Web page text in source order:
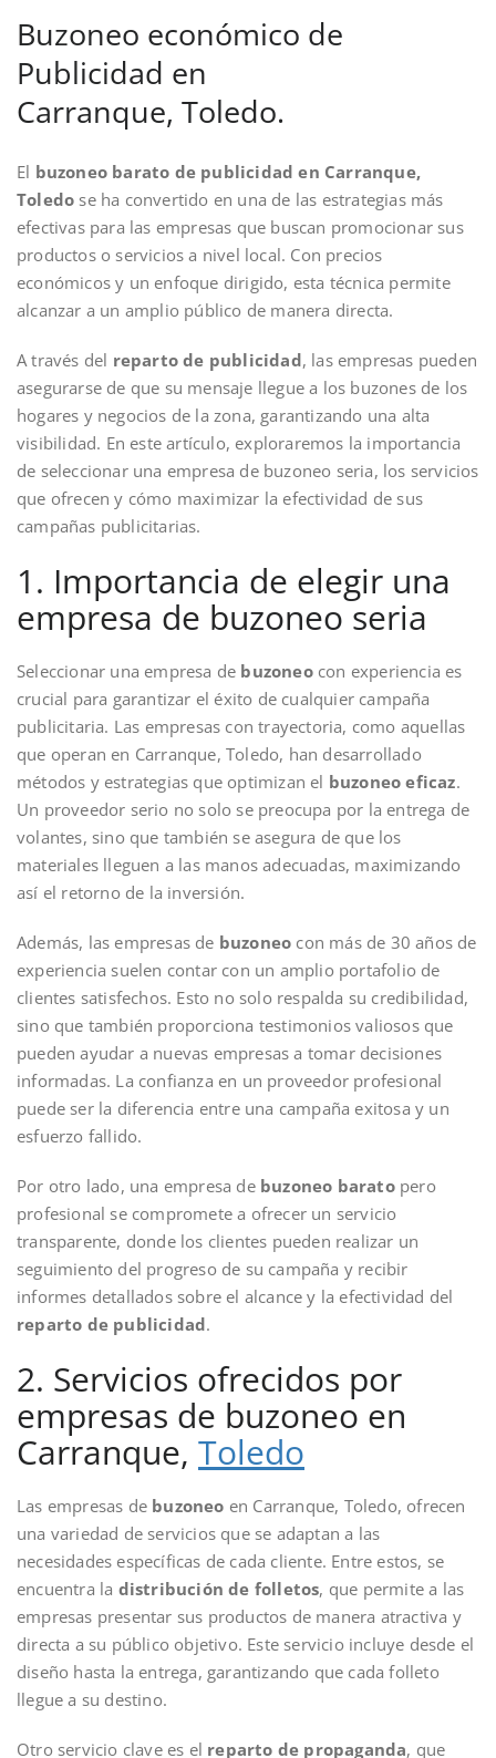
Buzoneo económico de
Publicidad en
Carranque, Toledo.
El buzoneo barato de publicidad en Carranque,
Toledo se ha convertido en una de las estrategias más
efectivas para las empresas que buscan promocionar sus
productos o servicios a nivel local. Con precios
económicos y un enfoque dirigido, esta técnica permite
alcanzar a un amplio público de manera directa.
A través del reparto de publicidad, las empresas pueden
asegurarse de que su mensaje llegue a los buzones de los
hogares y negocios de la zona, garantizando una alta
visibilidad. En este artículo, exploraremos la importancia
de seleccionar una empresa de buzoneo seria, los servicios
que ofrecen y cómo maximizar la efectividad de sus
campañas publicitarias.
1. Importancia de elegir una
empresa de buzoneo seria
Seleccionar una empresa de buzoneocon experiencia es
crucial para garantizar el éxito de cualquier campaña
publicitaria. Las empresas con trayectoria, como aquellas
que operan en Carranque, Toledo, han desarrollado
métodos y estrategias que optimizan el buzoneo eficaz.
Un proveedor serio no solo se preocupa por la entrega de
volantes, sino que también se asegura de que los
materiales lleguen a las manos adecuadas, maximizando
así el retorno de la inversión.
Además, las empresas de buzoneo con más de 30 años de
experiencia suelen contar con un amplio portafolio de
clientes satisfechos. Esto no solo respalda su credibilidad,
sino que también proporciona testimonios valiosos que
pueden ayudar a nuevas empresas a tomar decisiones
informadas. La confianza en un proveedor profesional
puede ser la diferencia entre una campaña exitosa y un
esfuerzo fallido.
Por otro lado, una empresa de buzoneo baratopero
profesional se compromete a ofrecer un servicio
transparente, donde los clientes pueden realizar un
seguimiento del progreso de su campaña y recibir
informes detallados sobre el alcance y la efectividad del
reparto de publicidad.
2. Servicios ofrecidos por
empresas de buzoneo en
Carranque, Toledo
Las empresas de buzoneo en Carranque, Toledo, ofrecen
una variedad de servicios que se adaptan a las
necesidades específicas de cada cliente. Entre estos, se
encuentra la distribución de folletos, que permite a las
empresas presentar sus productos de manera atractiva y
directa a su público objetivo. Este servicio incluye desde el
diseño hasta la entrega, garantizando que cada folleto
llegue a su destino.
Otro servicio clave es el reparto de propaganda, que